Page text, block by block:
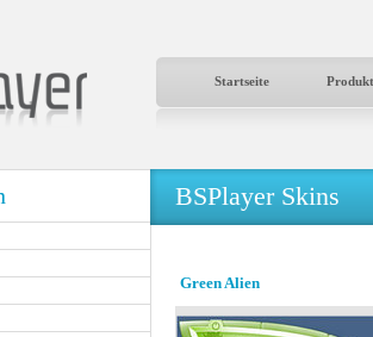
Startseite
BSPlayer Skins
Green Alien